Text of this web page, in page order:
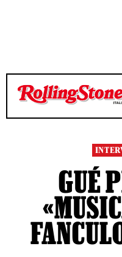
TEMPO DI LETTURA 7
TEMPO DI LETTURA 7
GUÉ